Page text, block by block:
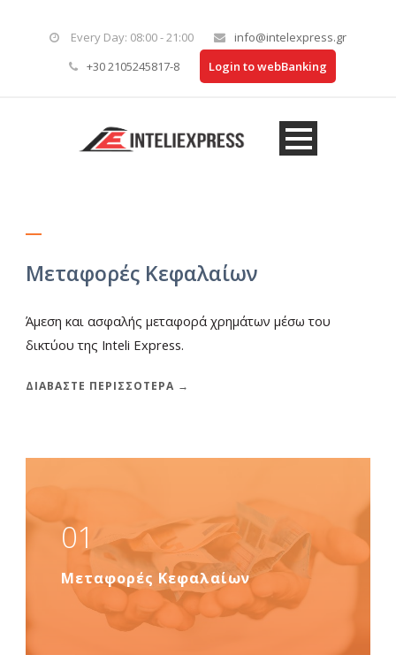
Every Day: 08:00 - 21:00
info@intelexpress.gr
+30 2105245817-8
Login to webBanking
Ελ
Μεταφορές Κεφαλαίων
Άμεση και ασφαλής μεταφορά χρημάτων μέσω του
δικτύου της Inteli Express.
ΔΙΑΒΆΣΤΕ ΠΕΡΙΣΣΌΤΕΡΑ →
01
Μεταφορές Κεφαλαίων